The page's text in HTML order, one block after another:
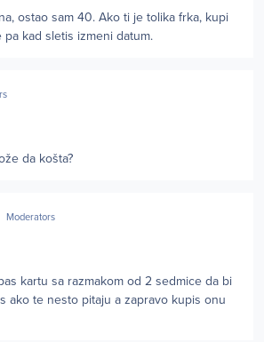
ostao sam 40. Ako ti je tolika frka, kupi
kad sletis izmeni datum.
da košta?
Moderators
kartu sa razmakom od 2 sedmice da bi
ako te nesto pitaju a zapravo kupis onu